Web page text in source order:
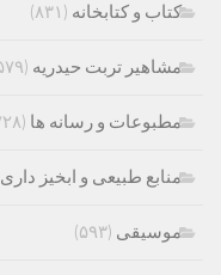
کتاب و کتابخانه (۸۳۱)
مشاهیر تربت حیدریه (۵۷۹)
مطبوعات و رسانه ها (۶,۷۲۸)
منابع طبیعی و ابخیز داری
موسیقی (۵۹۳)